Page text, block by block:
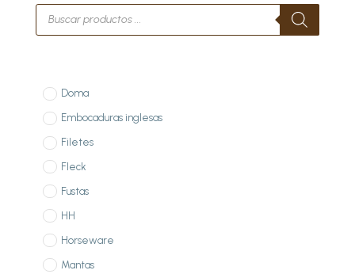
Búsqueda
productos
Doma
Embocaduras inglesas
Filetes
Fleck
Fustas
HH
Horseware
Mantas